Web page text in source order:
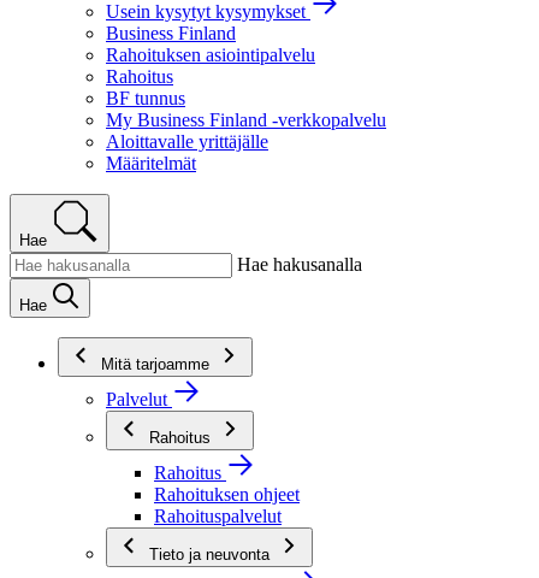
Usein kysytyt kysymykset
Business Finland
Rahoituksen asiointipalvelu
Rahoitus
BF tunnus
My Business Finland -verkkopalvelu
Aloittavalle yrittäjälle
Määritelmät
Hae
Hae hakusanalla
Hae
Mitä tarjoamme
Palvelut
Rahoitus
Rahoitus
Rahoituksen ohjeet
Rahoituspalvelut
Tieto ja neuvonta